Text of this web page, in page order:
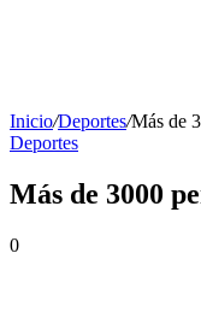
Inicio/Deportes/Más de
Deportes
Más de 3000
0